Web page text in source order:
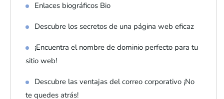
Enlaces biográficos Bio
Descubre los secretos de una página web eficaz
¡Encuentra el nombre de dominio perfecto para tu
sitio web!
Descubre las ventajas del correo corporativo ¡No
te quedes atrás!